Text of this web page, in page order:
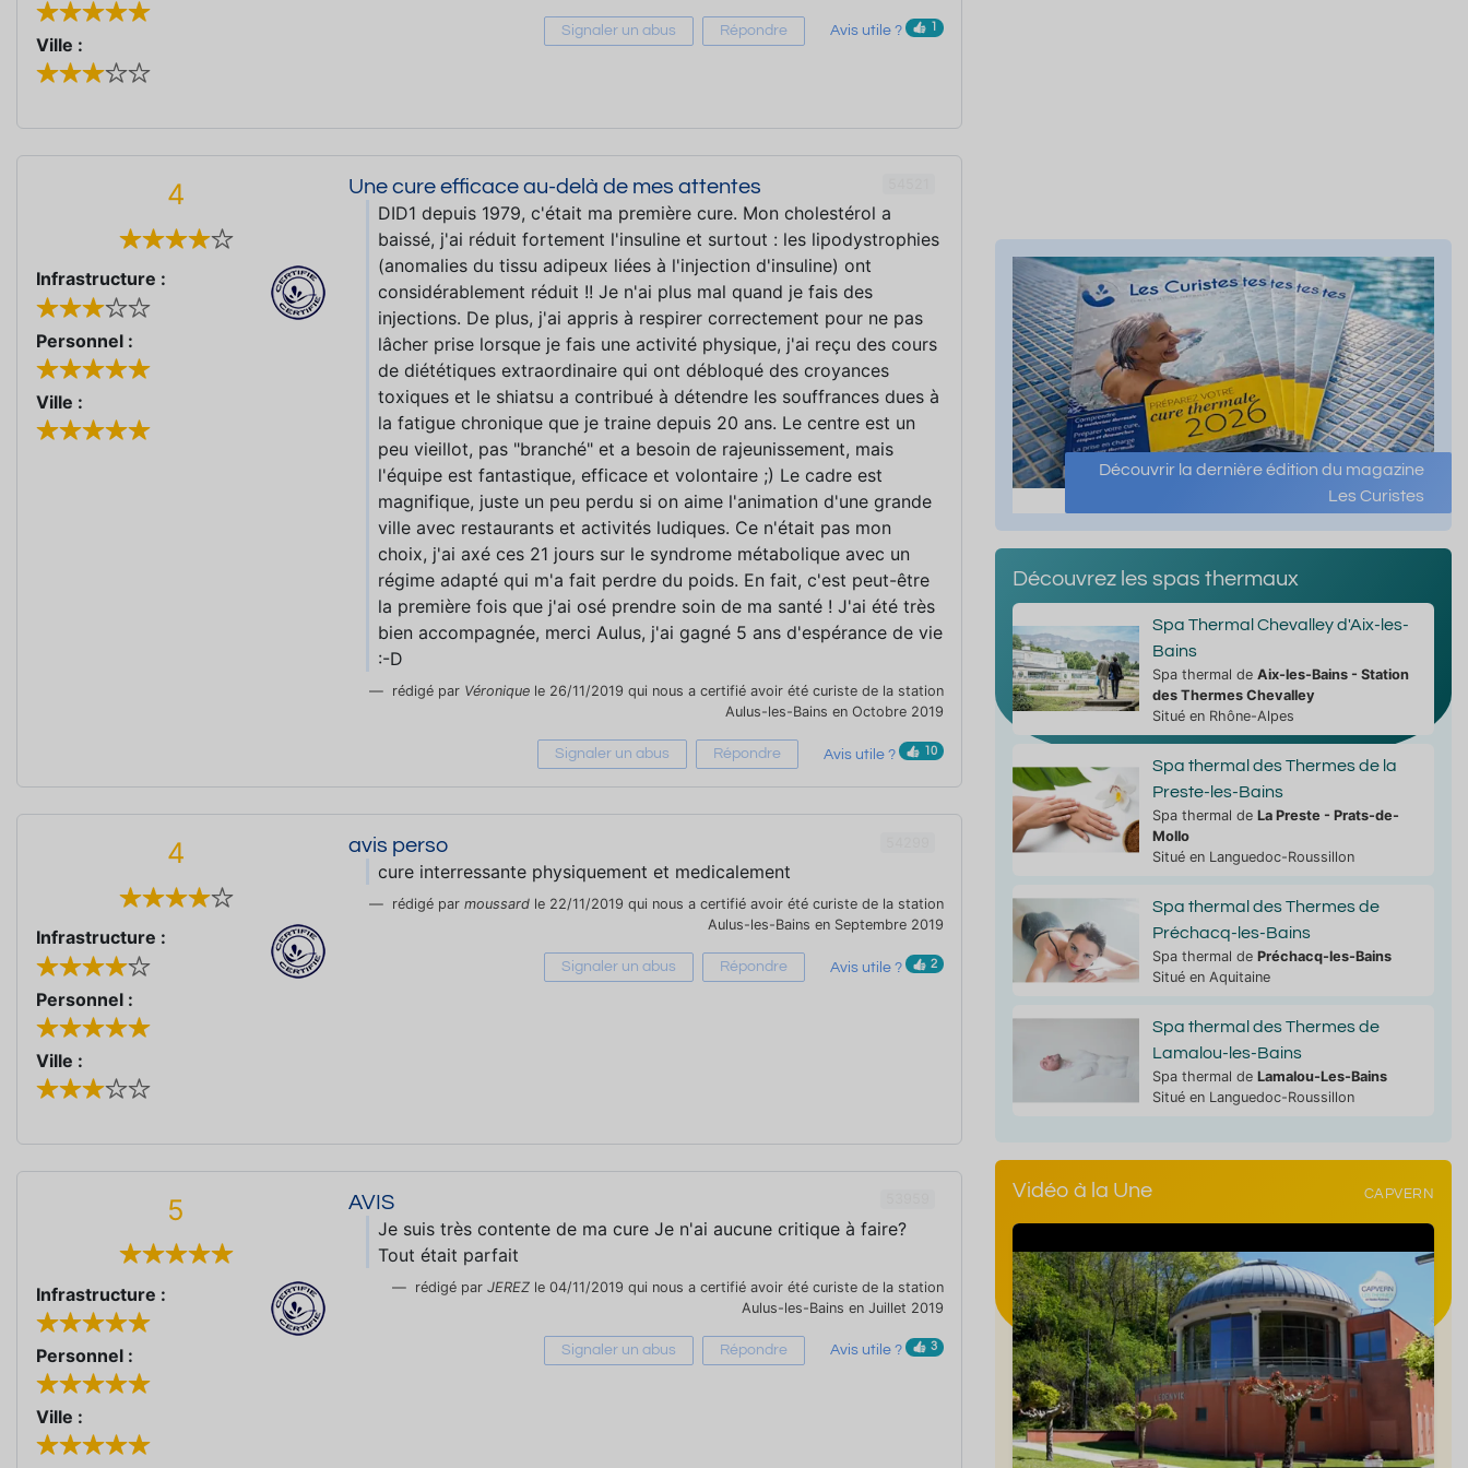
Ville :
Signaler un abus Répondre Avis utile ?
4
Infrastructure :
Personnel :
Ville :
Une cure efficace au-delà de mes attentes
DID1 depuis 1979, c'était ma première cure. Mon cholestérol a
baissé, j'ai réduit fortement l'insuline et surtout : les lipodystrophies
(anomalies du tissu adipeux liées à l'injection d'insuline) ont
considérablement réduit !! Je n'ai plus mal quand je fais des
injections. De plus, j'ai appris à respirer correctement pour ne pas
lâcher prise lorsque je fais une activité physique, j'ai reçu des cours
de diététiques extraordinaire qui ont débloqué des croyances
toxiques et le shiatsu a contribué à détendre les souffrances dues à
la fatigue chronique que je traine depuis 20 ans. Le centre est un
peu vieillot, pas "branché" et a besoin de rajeunissement, mais
l'équipe est fantastique, efficace et volontaire ;) Le cadre est
magnifique, juste un peu perdu si on aime l'animation d'une grande
ville avec restaurants et activités ludiques. Ce n'était pas mon
choix, j'ai axé ces 21 jours sur le syndrome métabolique avec un
régime adapté qui m'a fait perdre du poids. En fait, c'est peut-être
la première fois que j'ai osé prendre soin de ma santé ! J'ai été très
bien accompagnée, merci Aulus, j'ai gagné 5 ans d'espérance de vie
:-D
rédigé par Véroniquele 26/11/2019 qui nous a certifié avoir été curiste de la station
Aulus-les-Bains en Octobre 2019
Signaler un abus Répondre Avis utile ? 10
4
Infrastructure :
Personnel :
Ville :
avis perso
cure interressante physiquement et medicalement
rédigé par moussardle 22/11/2019 qui nous a certifié avoir été curiste de la station
Aulus-les-Bains en Septembre 2019
Signaler un abus Répondre Avis utile ? 2
5
Infrastructure :
Personnel :
Ville :
AVIS
Je suis très contente de ma cure Je n'ai aucune critique à faire?
Tout était parfait
rédigé par JEREZle 04/11/2019 qui nous a certifié avoir été curiste de la station
Aulus-les-Bains en Juillet 2019
Signaler un abus Répondre Avis utile ? 3
Découvrir la dernière édition du magazine
Les Curistes
Découvrez les spas thermaux
Spa Thermal Chevalley d'Aix-les-
Bains
Spa thermal de Aix-les-Bains - Station
des Thermes Chevalley
Situé en Rhône-Alpes
Spa thermal des Thermes de la
Preste-les-Bains
Spa thermal de La Preste - Prats-de-
Mollo
Situé en Languedoc-Roussillon
Spa thermal des Thermes de
Préchacq-les-Bains
Spa thermal de Préchacq-les-Bains
Situé en Aquitaine
Spa thermal des Thermes de
Lamalou-les-Bains
Spa thermal de Lamalou-Les-Bains
Situé en Languedoc-Roussillon
Vidéo à la Une CAPVERN